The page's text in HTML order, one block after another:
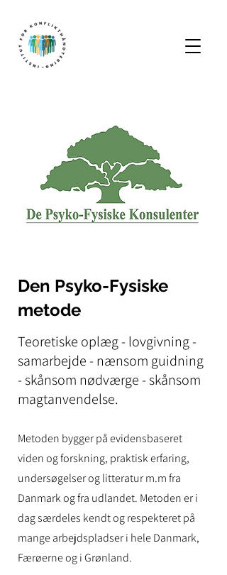
Den Psyko-Fysiske
metode
Teoretiske oplæg - lovgivning -
samarbejde - nænsom guidning
- skånsom nødværge - skånsom
magtanvendelse.
Metoden bygger på evidensbaseret
viden og forskning, praktisk erfaring,
undersøgelser og litteratur m.m fra
Danmark og fra udlandet. Metoden er i
dag særdeles kendt og respekteret på
mange arbejdspladser i hele Danmark,
Færøerne og i Grønland.